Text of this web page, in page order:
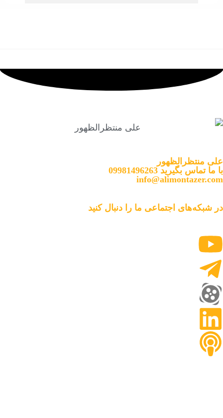
علی منتظرالظهور
با ما تماس بگیرید
info@alimontazer.com
در شبکه‌های اجتماعی ما را دنبال کنید